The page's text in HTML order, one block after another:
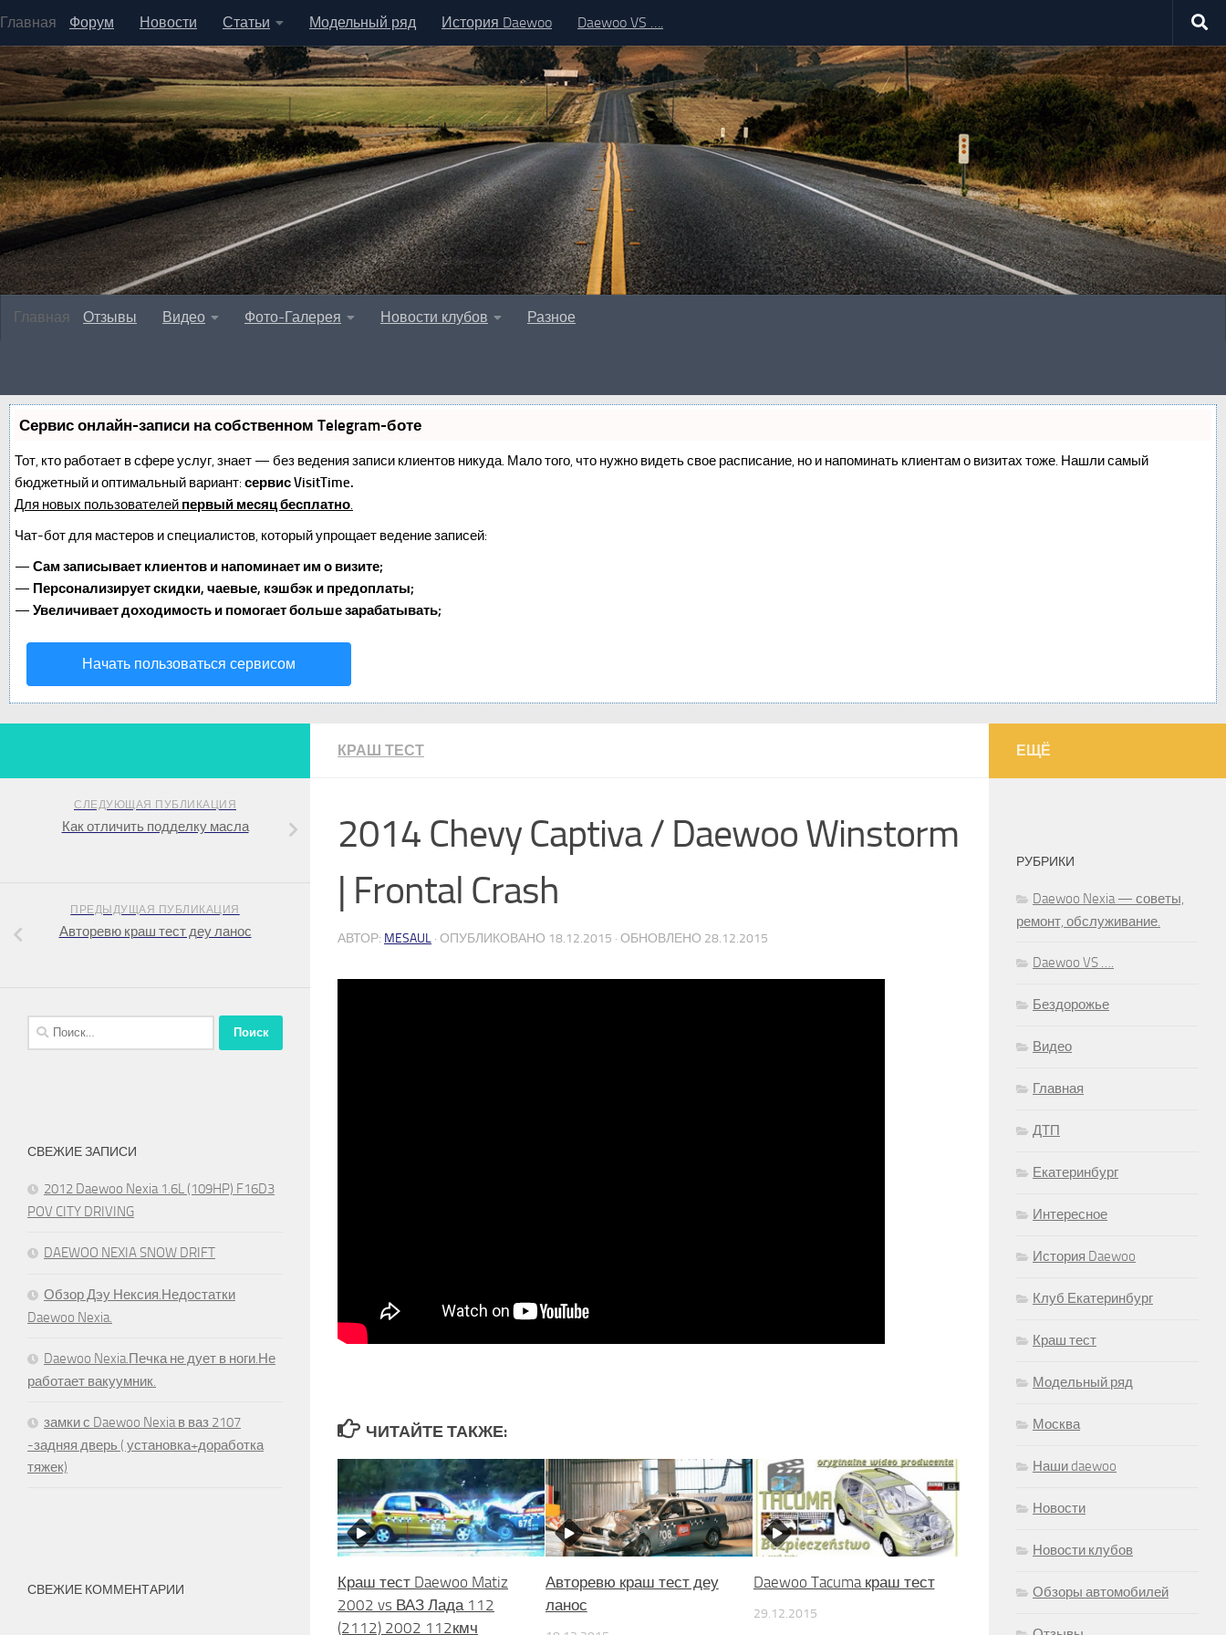
Главная Форум Новости Статьи Модельный ряд История Daewoo Daewoo VS ….
Главная Отзывы Видео Фото-Галерея Новости клубов Разное
Сервис онлайн-записи на собственном Telegram-боте
Тот, кто работает в сфере услуг, знает — без ведения записи клиентов никуда. Мало того, что нужно видеть свое расписание, но и напоминать клиентам о визитах тоже. Нашли самый
бюджетный и оптимальный вариант: сервис VisitTime.
Для новых пользователей первый месяц бесплатно.
Чат-бот для мастеров и специалистов, который упрощает ведение записей:
— Сам записывает клиентов и напоминает им о визите;
— Персонализирует скидки, чаевые, кэшбэк и предоплаты;
— Увеличивает доходимость и помогает больше зарабатывать;
Начать пользоваться сервисом
КРАШ ТЕСТ
2014 Chevy Captiva / Daewoo Winstorm
| Frontal Crash
АВТОР: MESAUL · ОПУБЛИКОВАНО 18.12.2015 · ОБНОВЛЕНО 28.12.2015
ЧИТАЙТЕ ТАКЖЕ:
Краш тест Daewoo Matiz
2002 vs ВАЗ Лада 112
(2112) 2002 112кмч
Авторевю краш тест деу
ланос
Daewoo Tacuma краш тест
29.12.2015
СЛЕДУЮЩАЯ ПУБЛИКАЦИЯ
Как отличить подделку масла
ПРЕДЫДУЩАЯ ПУБЛИКАЦИЯ
Авторевю краш тест деу ланос
Найти:
СВЕЖИЕ ЗАПИСИ
2012 Daewoo Nexia 1.6L (109HP) F16D3
POV CITY DRIVING
DAEWOO NEXIA SNOW DRIFT
Обзор Дэу Нексия.Недостатки
Daewoo Nexia.
Daewoo Nexia.Печка не дует в ноги.Не
работает вакуумник.
замки с Daewoo Nexia в ваз 2107
-задняя дверь ( установка+доработка
тяжек)
СВЕЖИЕ КОММЕНТАРИИ
ЕЩЁ
РУБРИКИ
Daewoo Nexia — советы,
ремонт, обслуживание.
Daewoo VS ….
Бездорожье
Видео
Главная
ДТП
Екатеринбург
Интересное
История Daewoo
Клуб Екатеринбург
Краш тест
Модельный ряд
Москва
Наши daewoo
Новости
Новости клубов
Обзоры автомобилей